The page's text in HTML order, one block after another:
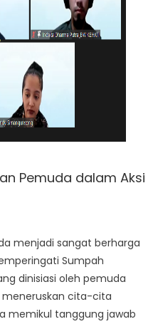
Pemuda dalam Aksi
menjadi sangat berharga
Sumpah
dinisiasi oleh pemuda
meneruskan cita-cita
memikul tanggung jawab